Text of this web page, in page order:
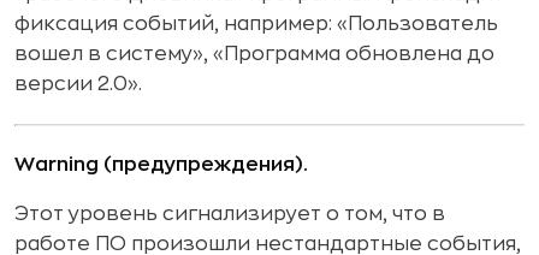
фиксация событий, например: «Пользователь
вошел в систему», «Программа обновлена до
версии 2.0».
Warning (предупреждения).
Этот уровень сигнализирует о том, что в
работе ПО произошли нестандартные события,